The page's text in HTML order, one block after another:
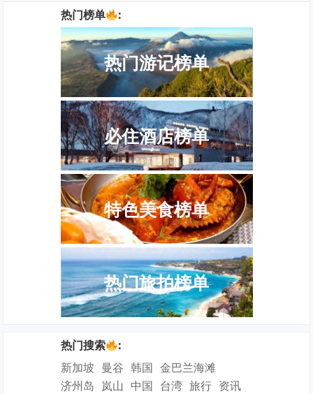
热门榜单 :
热门游记榜单
必住酒店榜单
特色美食榜单
热门旅拍榜单
热门搜索
:
新加坡 曼谷 韩国 金巴兰海滩
济州岛 岚山 中国 台湾 旅行 资讯